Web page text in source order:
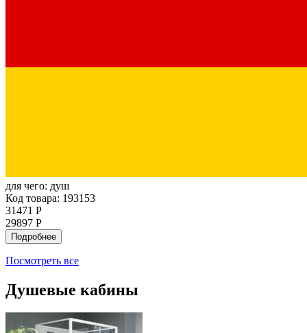
для чего: душ
Код товара: 193153
31471 Р
29897 Р
Подробнее
Посмотреть все
Душевые кабины